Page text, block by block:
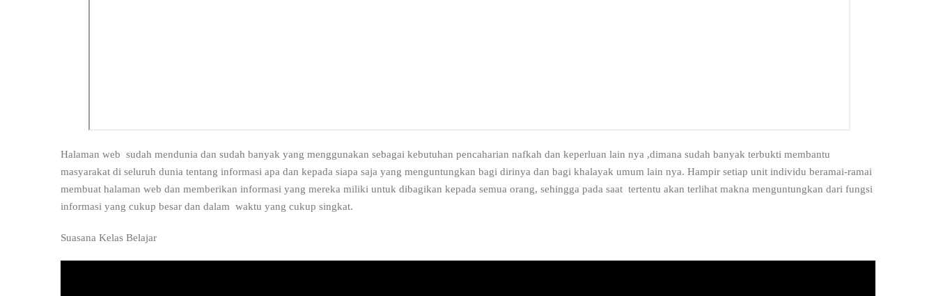
Halaman web sudah mendunia dan sudah banyak yang menggunakan sebagai kebutuhan pencaharian nafkah dan keperluan lain nya ,dimana sudah banyak terbukti membantu
masyarakat di seluruh dunia tentang informasi apa dan kepada siapa saja yang menguntungkan bagi dirinya dan bagi khalayak umum lain nya. Hampir setiap unit individu beramai-ramai
membuat halaman web dan memberikan informasi yang mereka miliki untuk dibagikan kepada semua orang, sehingga pada saat tertentu akan terlihat makna menguntungkan dari fungsi
informasi yang cukup besar dan dalam waktu yang cukup singkat.
Suasana Kelas Belajar